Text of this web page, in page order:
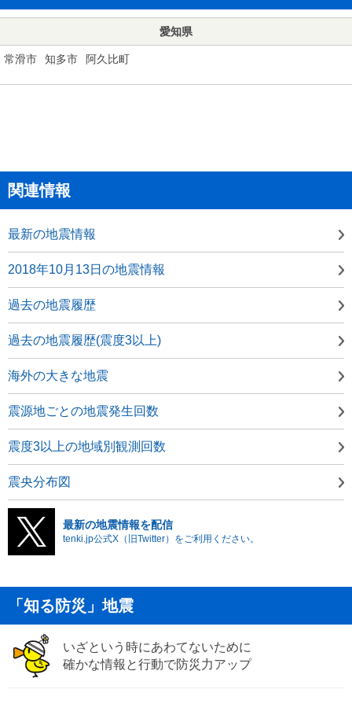
愛知県
常滑市 知多市 阿久比町
関連情報
最新の地震情報
2018年10月13日の地震情報
過去の地震履歴
過去の地震履歴(震度3以上)
海外の大きな地震
震源地ごとの地震発生回数
震度3以上の地域別観測回数
震央分布図
最新の地震情報を配信
tenki.jp公式X（旧Twitter）をご利用ください。
「知る防災」地震
いざという時にあわてないために
確かな情報と行動で防災力アップ